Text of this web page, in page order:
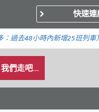
快速連
： 過去48小時內新增25班列車）
我們走吧...